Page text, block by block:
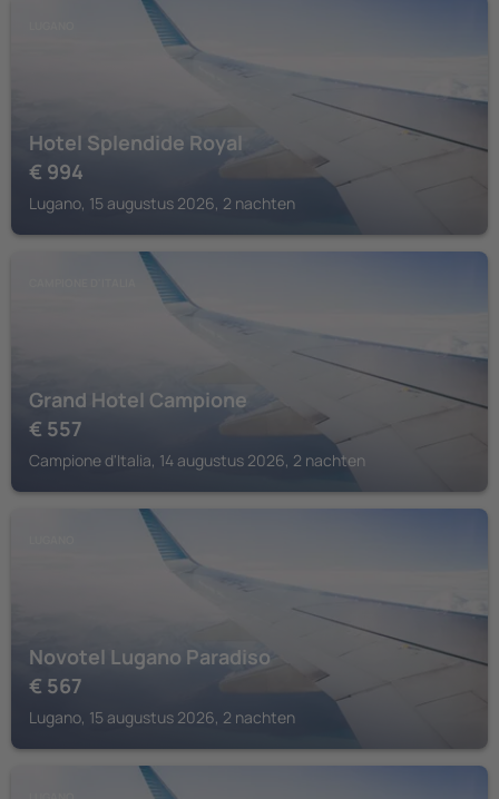
Hotel Splendide Royal
€ 994
Lugano, 15 augustus 2026, 2 nachten
Grand Hotel Campione
€ 557
Campione d'Italia, 14 augustus 2026, 2 nachten
Novotel Lugano Paradiso
€ 567
Lugano, 15 augustus 2026, 2 nachten